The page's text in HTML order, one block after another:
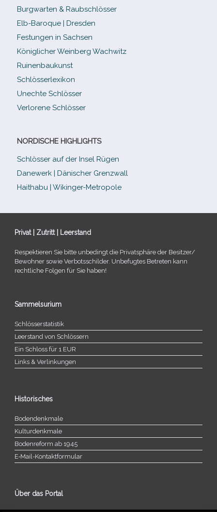
Burgwarten & Raubschlösser
Elb-​Baroque | Dresden
Festungen in Sachsen
Königlicher Weinberg Wachwitz
Ruinenbaukunst
Schlösserlexikon
Unechte Schlösser
Verlorene Schlösser
NORDISCHE HIGHLIGHTS
Schlösser auf der Insel Rügen
Danewerk | Dänischer Grenzwall
Haithabu | Wikinger-Metropole
Privat | Zutritt | Leerstand
Respektieren Sie bitte unbe­dingt die Privatsphäre der Besitzer/​
Bewohner sowie Verbotsschilder. Unbefugtes Betreten kann
recht­li­che Folgen für Sie haben!
Sammelsurium
Schlösserstatistik
Leerstand von Schlössern
Ein Schloss für 1 EUR
Links & Verlinkungen
Historisches
Bodendenkmale
Kulturdenkmale
Bodenreform ab 1945
E‑Mail-​​Kontaktformular
Über das Portal